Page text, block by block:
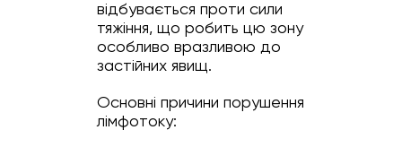
відбувається проти сили
тяжіння, що робить цю зону
особливо вразливою до
застійних явищ.
Основні причини порушення
лімфотоку: